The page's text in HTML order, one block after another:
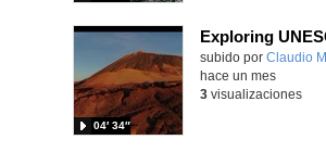
Contenido educativo.
subido por Claudio M.
04′ 34″
hace un mes
3visualizaciones